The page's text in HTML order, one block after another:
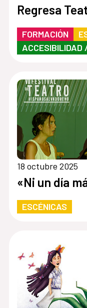
Regresa
FORMACIÓN
ACCESIBILIDAD
18 octubre 2025
«Ni un día
ESCÉNICAS